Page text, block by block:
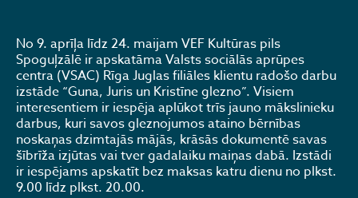
No 9. aprīļa līdz 24. maijam VEF Kultūras pils
Spoguļzālē ir apskatāma Valsts sociālās aprūpes
centra (VSAC) Rīga Juglas filiāles klientu radošo darbu
izstāde “Guna, Juris un Kristīne glezno”. Visiem
interesentiem ir iespēja aplūkot trīs jauno mākslinieku
darbus, kuri savos gleznojumos ataino bērnības
noskaņas dzimtajās mājās, krāsās dokumentē savas
šībrīža izjūtas vai tver gadalaiku maiņas dabā. Izstādi
ir iespējams apskatīt bez maksas katru dienu no plkst.
9.00 līdz plkst. 20.00.